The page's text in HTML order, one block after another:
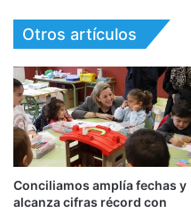
Otros artículos
Conciliamos amplía fechas y
alcanza cifras récord con